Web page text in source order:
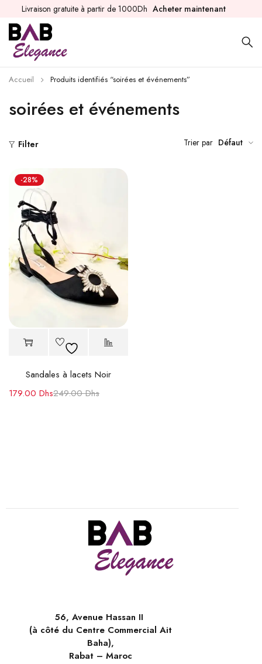
Livraison gratuite à partir de 1000Dh Acheter maintenant
soirées et événements
Accueil Produits identifiés “soirées et événements”
Filter Trier par Défaut
-28%
Sandales à lacets Noir
249.00Dhs
179.00 Dhs
56, Avenue Hassan II
(à côté du Centre Commercial Ait
Baha),
Rabat – Maroc